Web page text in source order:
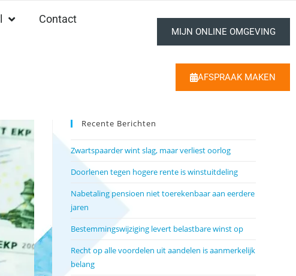
Contact
MIJN ONLINE OMGEVING
AFSPRAAK MAKEN
Recente Berichten
Zwartspaarder wint slag, maar verliest oorlog
Doorlenen tegen hogere rente is winstuitdeling
Nabetaling pensioen niet toerekenbaar aan eerdere
jaren
Bestemmingswijziging levert belastbare winst op
Recht op alle voordelen uit aandelen is aanmerkelijk
belang